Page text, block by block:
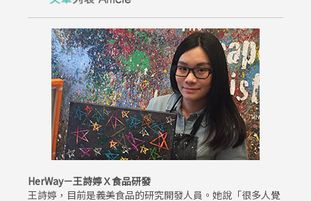
HerWay－王詩婷Ｘ食品研發
王詩婷，目前是義美食品的研究開發人員。她說「很多人覺